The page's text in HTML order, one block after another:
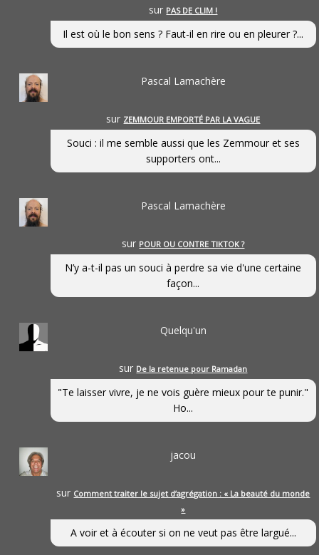
sur PAS DE CLIM !
Il est où le bon sens ? Faut-il en rire ou en pleurer ?...
Pascal Lamachère
sur ZEMMOUR EMPORTÉ PAR LA VAGUE
Souci : il me semble aussi que les Zemmour et ses
supporters ont...
Pascal Lamachère
sur POUR OU CONTRE TIKTOK ?
N’y a-t-il pas un souci à perdre sa vie d'une certaine
façon...
Quelqu'un
sur De la retenue pour Ramadan
"Te laisser vivre, je ne vois guère mieux pour te punir."
Ho...
jacou
sur Comment traiter le sujet d’agrégation : « La beauté du monde
»
A voir et à écouter si on ne veut pas être largué...